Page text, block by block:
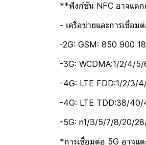
**ฟังก์ชัน NFC อาจแต
- เครือข่ายและการเชื่อ
-2G: GSM: 850 900
-3G: WCDMA:1/2/4/
-4G: LTE FDD:1/2/3/
-4G: LTE TDD:38/40/
-5G: n1/3/5/7/8/20/
*การเชื่อมต่อ 5G อาจแ